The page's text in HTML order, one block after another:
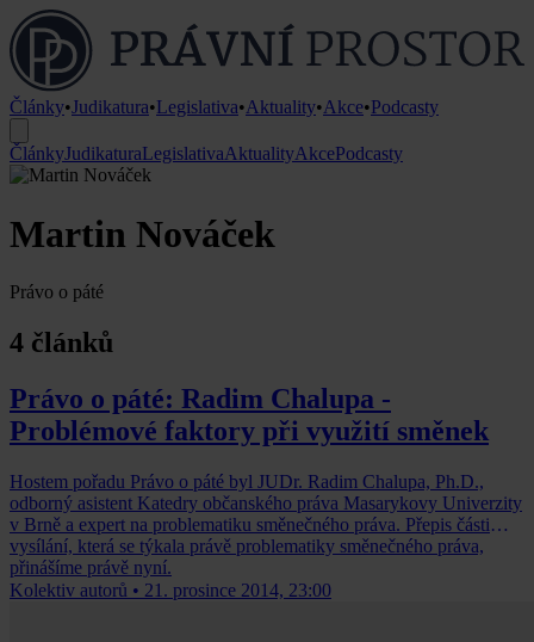
Články•Judikatura•Legislativa•Aktuality•Akce•Podcasty
ČlánkyJudikaturaLegislativaAktualityAkcePodcasty
Martin Nováček
Právo o páté
4 článků
Právo o páté: Radim Chalupa -
Problémové faktory při využití směnek
Hostem pořadu Právo o páté byl JUDr. Radim Chalupa, Ph.D.,
odborný asistent Katedry občanského práva Masarykovy Univerzity
v Brně a expert na problematiku směnečného práva. Přepis části
vysílání, která se týkala právě problematiky směnečného práva,
přinášíme právě nyní.
Kolektiv autorů • 21. prosince 2014, 23:00